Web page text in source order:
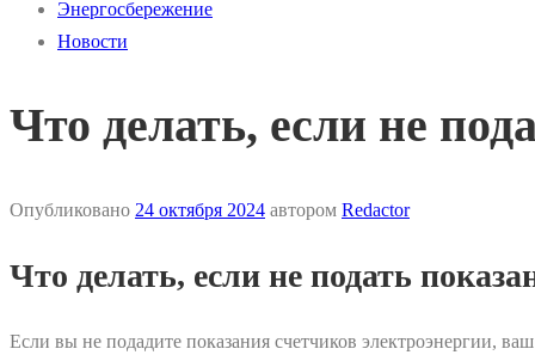
Энергосбережение
Новости
Что делать, если не
Опубликовано 24 октября 2024 автором Redactor
Что делать, если не подать
Если вы не подадите показания счетчиков электроэнергии,